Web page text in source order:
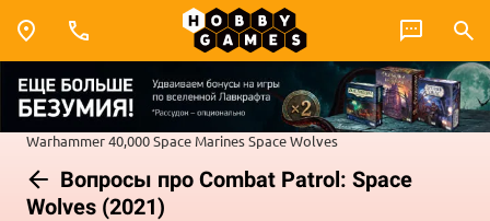
Warhammer 40,000Space MarinesSpace Wolves
Вопросы про Combat Patrol: Space
Wolves (2021)